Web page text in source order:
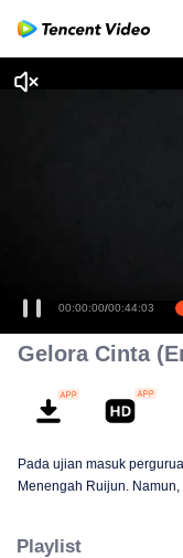
00:00:00/00:44:03
Gelora Cinta
Pada ujian masuk
Menengah Ruijun.
Playlist